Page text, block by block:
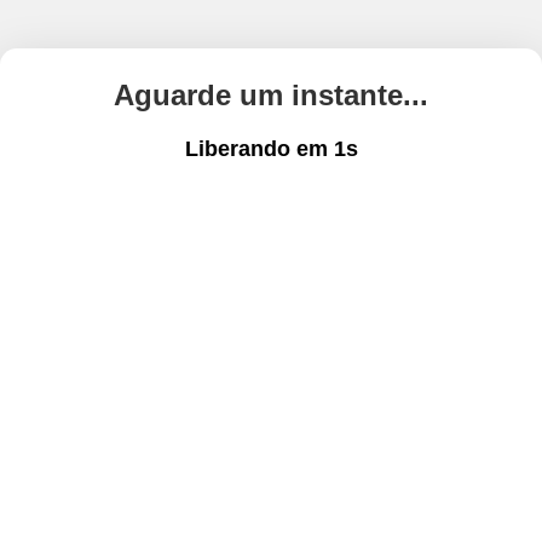
Aguarde um instante...
Liberando em 1s